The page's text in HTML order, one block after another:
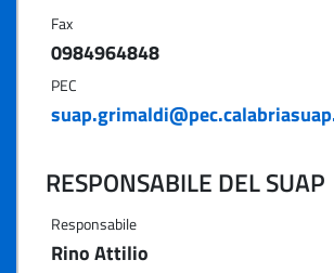
Fax
0984964848
PEC
RESPONSABILE DEL SUAP
Responsabile
Rino Attilio